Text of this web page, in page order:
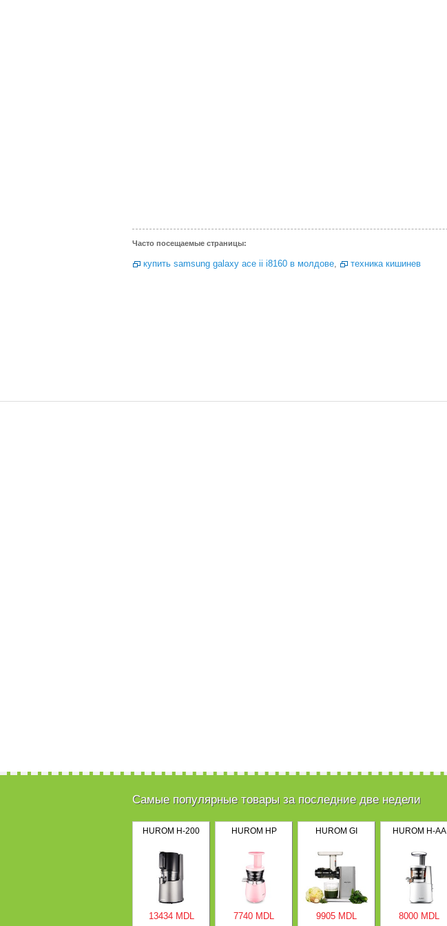
Часто посещаемые страницы:
купить samsung galaxy ace ii i8160 в молдове, техника кишинев
Самые популярные товары за последние две недели
HUROM H-200
13434 MDL
HUROM HP
7740 MDL
HUROM GI
9905 MDL
HUROM H-AA
8000 MDL